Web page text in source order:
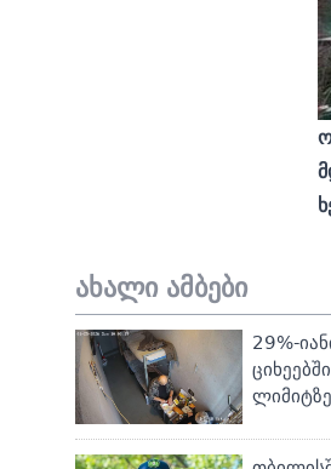
ახალი ამბები
29%-